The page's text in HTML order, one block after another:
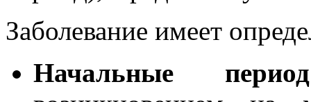
Заболевание имеет
Начальные период